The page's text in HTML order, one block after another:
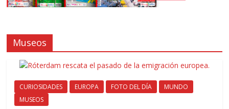
Museos
CURIOSIDADES EUROPA FOTO DEL DÍA
MUNDO
MUSEOS